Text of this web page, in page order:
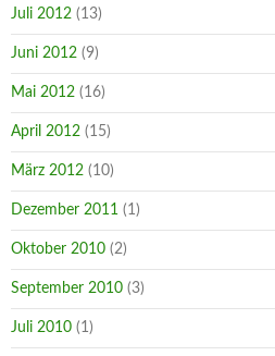
Juli 2012 (13)
Juni 2012 (9)
Mai 2012 (16)
April 2012 (15)
März 2012 (10)
Dezember 2011 (1)
Oktober 2010 (2)
September 2010 (3)
Juli 2010 (1)